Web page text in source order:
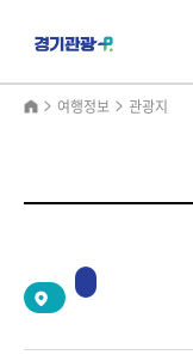
여행정보 관광지